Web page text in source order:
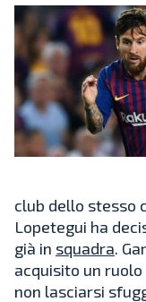
club dello stesso
Lopetegui ha
già in squadra.
acquisito un
non lasciarsi